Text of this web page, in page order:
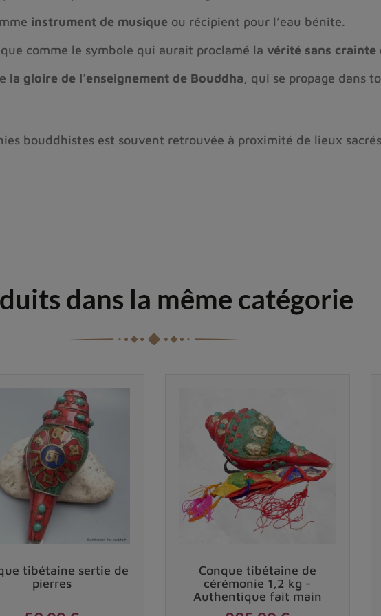
instrument de musique ou récipient pour l’eau bénite.
comme le symbole qui aurait proclamé la vérité sans crainte
la gloire de l’enseignement de Bouddha, qui se propage dans
bouddhistes est souvent retrouvée à proximité de lieux
dans la même catégorie
tibétaine sertie de
pierres
Conque tibétaine de
cérémonie 1,2 kg -
Authentique fait main